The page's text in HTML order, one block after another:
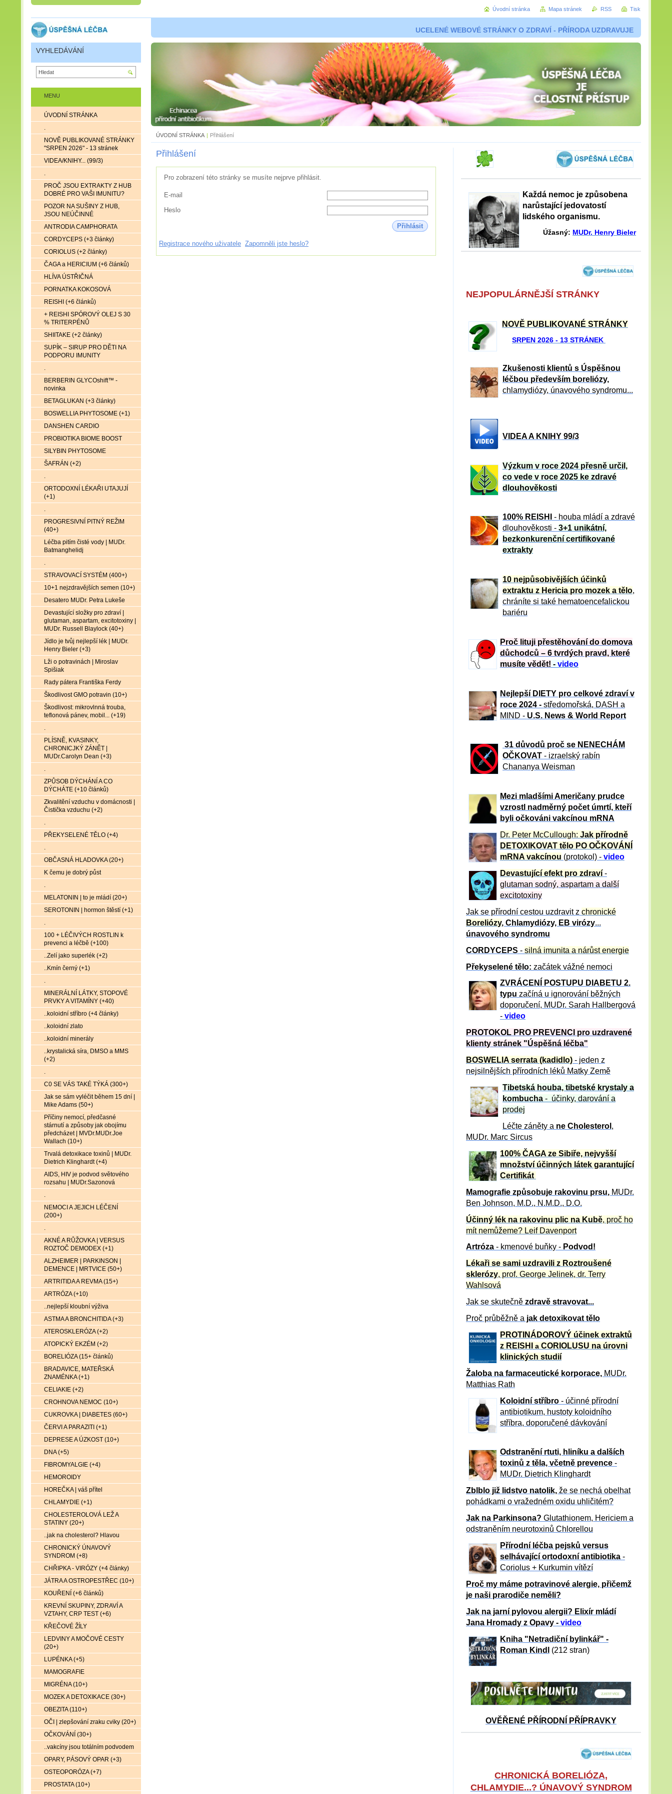
UCELENÉ WEBOVÉ STRÁNKY O ZDRAVÍ - PŘÍRODA UZDRAVUJE
ÚVODNÍ STRÁNKA | Přihlášení
Přihlášení
Pro zobrazení této stránky se musíte nejprve přihlásit.
E-mail
Heslo
Přihlásit
Registrace nového uživatele Zapomněli jste heslo?
Každá nemoc je způsobena
narůstající jedovatostí
lidského organismu.
Úžasný: MUDr. Henry Bieler
NEJPOPULÁRNĚJŠÍ STRÁNKY
NOVĚ PUBLIKOVANÉ STRÁNKY
SRPEN 2026 - 13 STRÁNEK
Zkušenosti klientů s Úspěšnou
léčbou především boreliózy,
chlamydiózy, únavového syndromu...
VIDEA A KNIHY 99/3
Výzkum v roce 2024 přesně určil,
co vede v roce 2025 ke zdravé
dlouhověkosti
100% REISHI
- houba mládí a zdravé
dlouhověkosti - 3+1 unikátní,
bezkonkurenční certifikované
extrakty
10 nejpůsobivějších účinků
extraktu z Hericia pro mozek a tělo,
chráníte si také hematoencefalickou
bariéru
Proč lituji přestěhování do domova
důchodců – 6 tvrdých pravd, které
musíte vědět! - video
Nejlepší DIETY pro celkové zdraví v
roce 2024 - středomořská, DASH a
MIND - U.S. News & World Report
31 důvod ů proč se NENECHÁM
OČKOVAT - izraelský rabín
Chananya Weisman
Mezi mladšími Američany prudce
vzrostl nadměrný počet úmrtí, kteří
byli očkováni vakcínou mRNA
Dr. Peter McCullough: Jak přírodně
DETOXIKOVAT tělo PO OČKOVÁNÍ
mRNA vakcínou (protokol) - video
Devastující efekt pro zdraví-
glutaman sodný, aspartam a další
excitotoxiny
Jak se přírodní cestou uzdravit z chronické
Boreliózy, Chlamydiózy, EB virózy...
únavového syndromu
CORDYCEPS - silná imunita a nárůst energie
Překyselené tělo: začátek vážné nemoci
ZVRÁCE NÍ POSTUPU DIABETU 2.
typu začíná u ignorování běžných
doporučení, MUDr. Sarah Hallbergová
- video
PROTOKOL PRO PREVENCI pro uzdravené
klienty stránek "Úspěšná léčba"
BOSWELIA serrata (kadidlo) - jeden z
nejsilnějších přírodních léků Matky Země
Tibetská houba, tibetské krystaly a
kombucha - účinky, darování a
prodej
Léčte záněty a ne Cholesterol ,
MUDr. Marc Sircus
100% ČAGA ze Sibiře, nejvyšší
množství účinných látek garantující
Certifikát
Mamografie způsobuje rakovinu prsu, MUDr.
Ben Johnson, M.D., N.M.D., D.O.
Účinný lék na rakovinu plic na Kubě, proč ho
mít nemůžeme? Leif Davenport
Artróza - kmenové buňky - Podvod!
Lékaři se sami uzdravili z Roztroušené
sklerózy, prof. George Jelinek, dr. Terry
Wahlsová
Jak se skutečně zdravě stravovat...
Proč průběžně a jak detoxikovat tělo
PROTINÁDOROVÝ účinek extraktů
z REISHI a CORIOLUSU na úrovni
klinických studií
Žaloba na farmaceutické korporace, MUDr.
Matthias Rath
Koloidní stříbro- účinné přírodní
antibiotikum, hustoty koloidního
stříbra, doporučené dávkování
Odstranění rtuti, hliníku a dalších
toxinů z těla, včetně prevence -
MUDr. Dietrich Klinghardt
Zblblo již lidstvo natolik, že se nechá obelhat
pohádkami o vražedném oxidu uhličitém?
Jak na Parkinsona? Glutathionem, Hericiem a
odstraněním neurotoxinů Chlorellou
Přírodní léčba pejsků versus
selhávající ortodoxní antibiotika -
Coriolus + Kurkumin vítězí
Proč my máme potravinové alergie, přičemž
je naši prarodiče neměli?
Jak na jarní pylovou alergii? Elixír mládí
Jana Hromady z Opavy - video
Kniha "Netradiční bylinkář" -
Roman Kindl
(212 stran)
OVĚŘENÉ PŘÍRODNÍ PŘÍPRAVKY
CHRONICKÁ BORELIÓZA,
CHLAMYDIE...? ÚNAVOVÝ SYNDROM
MENU
ÚVODNÍ STRÁNKA
.
NOVĚ PUBLIKOVANÉ STRÁNKY
"SRPEN 2026" - 13 stránek
VIDEA/KNIHY... (99/3)
.
PROČ JSOU EXTRAKTY Z HUB
DOBRÉ PRO VAŠI IMUNITU?
POZOR NA SUŠINY Z HUB,
JSOU NEÚČINNÉ
ANTRODIA CAMPHORATA
CORDYCEPS (+3 články)
CORIOLUS (+2 články)
ČAGA a HERICIUM (+6 článků)
HLÍVA ÚSTŘIČNÁ
PORNATKA KOKOSOVÁ
REISHI (+6 článků)
+ REISHI SPÓROVÝ OLEJ S 30
% TRITERPÉNŮ
SHIITAKE (+2 články)
SUPÍK – SIRUP PRO DĚTI NA
PODPORU IMUNITY
.
BERBERIN GLYCOshift™ -
novinka
BETAGLUKAN (+3 články)
BOSWELLIA PHYTOSOME (+1)
DANSHEN CARDIO
PROBIOTIKA BIOME BOOST
SILYBIN PHYTOSOME
ŠAFRÁN (+2)
.
ORTODOXNÍ LÉKAŘI UTAJUJÍ
(+1)
.
PROGRESIVNÍ PITNÝ REŽIM
(40+)
Léčba pitím čisté vody | MUDr.
Batmanghelidj
.
STRAVOVACÍ SYSTÉM (400+)
10+1 nejzdravějších semen (10+)
Desatero MUDr. Petra Lukeše
Devastující složky pro zdraví |
glutaman, aspartam, excitotoxiny |
MUDr. Russell Blaylock (40+)
Jídlo je tvůj nejlepší lék | MUDr.
Henry Bieler (+3)
Lži o potravinách | Miroslav
Spišiak
Rady pátera Františka Ferdy
Škodlivost GMO potravin (10+)
Škodlivost: mikrovlnná trouba,
teflonová pánev, mobil... (+19)
.
PLÍSNĚ, KVASINKY,
CHRONICJKÝ ZÁNĚT |
MUDr.Carolyn Dean (+3)
.
ZPŮSOB DÝCHÁNÍ A CO
DÝCHÁTE (+10 článků)
Zkvalitění vzduchu v domácnosti |
Čistička vzduchu (+2)
.
PŘEKYSELENÉ TĚLO (+4)
.
OBČASNÁ HLADOVKA (20+)
K čemu je dobrý půst
.
MELATONIN | to je mládí (20+)
SEROTONIN | hormon štěstí (+1)
.
100 + LÉČIVÝCH ROSTLIN k
prevenci a léčbě (+100)
..Zelí jako superlék (+2)
..Kmín černý (+1)
.
MINERÁLNÍ LÁTKY, STOPOVÉ
PRVKY A VITAMÍNY (+40)
..koloidní stříbro (+4 články)
..koloidní zlato
..koloidní minerály
..krystalická síra, DMSO a MMS
(+2)
.
C0 SE VÁS TAKÉ TÝKÁ (300+)
Jak se sám vyléčit během 15 dní |
Mike Adams (50+)
Příčiny nemocí, předčasné
stárnutí a způsoby jak obojímu
předcházet | MVDr.MUDr.Joe
Wallach (10+)
Trvalá detoxikace toxinů | MUDr.
Dietrich Klinghardt (+4)
AIDS, HIV je podvod světového
rozsahu | MUDr.Sazonová
.
NEMOCI A JEJICH LÉČENÍ
(200+)
.
AKNÉ A RŮŽOVKA | VERSUS
ROZTOČ DEMODEX (+1)
ALZHEIMER | PARKINSON |
DEMENCE | MRTVICE (50+)
ARTRITIDA A REVMA (15+)
ARTRÓZA (+10)
..nejlepší kloubní výživa
ASTMA A BRONCHITIDA (+3)
ATEROSKLERÓZA (+2)
ATOPICKÝ EKZÉM (+2)
BORELIÓZA (15+ článků)
BRADAVICE, MATEŘSKÁ
ZNAMÉNKA (+1)
CELIAKIE (+2)
CROHNOVA NEMOC (10+)
CUKROVKA | DIABETES (60+)
ČERVI A PARAZITI (+1)
DEPRESE A ÚZKOST (10+)
DNA (+5)
FIBROMYALGIE (+4)
HEMOROIDY
HOREČKA | váš přítel
CHLAMYDIE (+1)
CHOLESTEROLOVÁ LEŽ A
STATINY (20+)
..jak na cholesterol? Hlavou
CHRONICKÝ ÚNAVOVÝ
SYNDROM (+8)
CHŘIPKA - VIRÓZY (+4 články)
JÁTRA A OSTROPESTŘEC (10+)
KOUŘENÍ (+6 článků)
KREVNÍ SKUPINY, ZDRAVÍ A
VZTAHY, CRP TEST (+6)
KŘEČOVÉ ŽÍLY
LEDVINY A MOČOVÉ CESTY
(20+)
LUPÉNKA (+5)
MAMOGRAFIE
MIGRÉNA (10+)
MOZEK A DETOXIKACE (30+)
OBEZITA (110+)
OČI | zlepšování zraku cviky (20+)
OČKOVÁNÍ (30+)
..vakcíny jsou totálním podvodem
OPARY, PÁSOVÝ OPAR (+3)
OSTEOPORÓZA (+7)
PROSTATA (10+)
VYHLEDÁVÁNÍ
Úvodní stránka Mapa stránek RSS Tisk